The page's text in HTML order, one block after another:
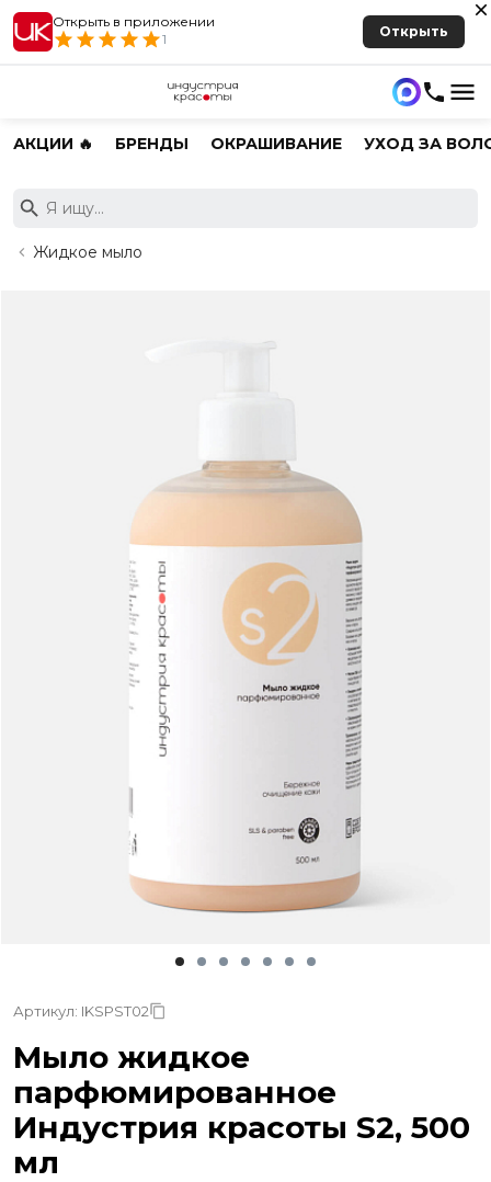
Открыть в приложении
1
Открыть
АКЦИИ 🔥 БРЕНДЫ ОКРАШИВАНИЕ УХОД ЗА
Жидкое мыло
Артикул: IKSPST02
Мыло жидкое
парфюмированное
Индустрия красоты S2, 500
мл